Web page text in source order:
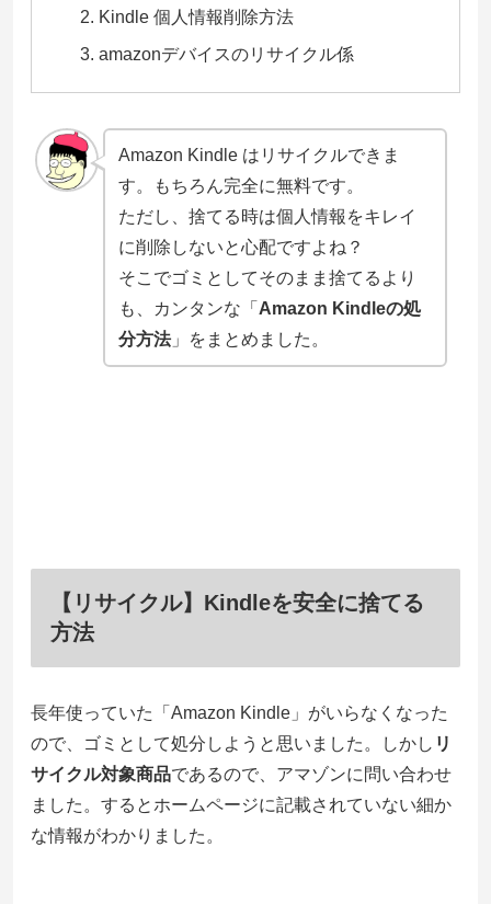
Kindle 個人情報削除方法
amazonデバイスのリサイクル係
Amazon Kindle はリサイクルできま
す。もちろん完全に無料です。
ただし、捨てる時は個人情報をキレイ
に削除しないと心配ですよね？
そこでゴミとしてそのまま捨てるより
も、カンタンな「 Amazon Kindleの処
分方法」をまとめました。
【リサイクル】Kindleを安全に捨てる
方法
長年使っていた「Amazon Kindle」がいらなくなった
ので、ゴミとして処分しようと思いました。しかし リ
サイクル対象商品であるので、アマゾンに問い合わせ
ました。するとホームページに記載されていない細か
な情報がわかりました。